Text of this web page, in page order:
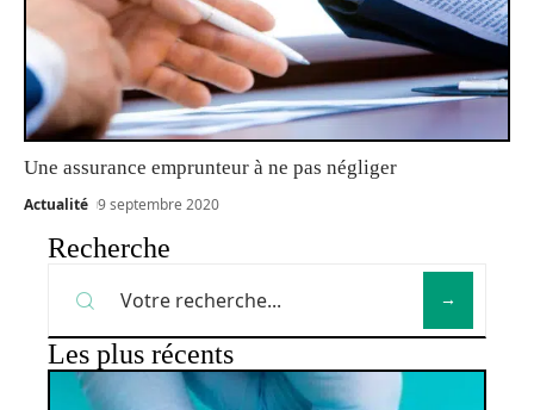
Une assurance emprunteur à ne pas négliger
Actualité 9 septembre 2020
Recherche
Les plus récents